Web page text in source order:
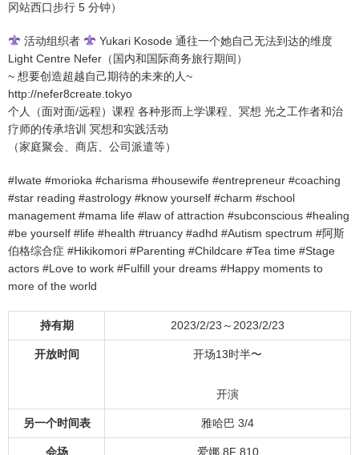
冈站西口步行 5 分钟）
活动组织者
Yukari Kosode 通往一个她自己无法到达的维度
Light Centre Nefer（国内和国际商务旅行期间）
~ 想要创造超越自己期待的未来的人~
http://nefer8create.tokyo
个人（面对面/远程）课程 各种形而上学课程、冥想 光之工作者和治
疗师的传承培训 冥想和实践活动
（家庭聚会、商店、公司派遣等）
#Iwate #morioka #charisma #housewife #entrepreneur #coaching
#star reading #astrology #know yourself #charm #school
management #mama life #law of attraction #subconscious #healing
#be yourself #life #health #truancy #adhd #Autism spectrum #阿斯
伯格综合症 #Hikikomori #Parenting #Childcare #Tea time #Stage
actors #Love to work #Fulfill your dreams #Happy moments to
more of the world
持有期 2023/2/23～2023/2/23
开放时间 开场13时半〜
开演
另一个时间表 雅哈巴 3/4
会场 爱娜 8F 810